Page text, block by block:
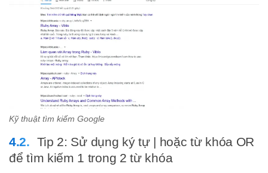
Kỹ thuật tìm kiếm Google
Tip 2: Sử dụng ký tự | hoặc từ khóa OR
để tìm kiếm 1 trong 2 từ khóa